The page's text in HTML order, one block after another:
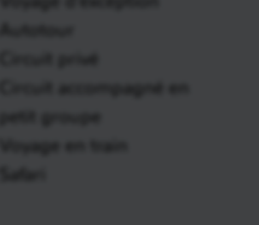
Autotour
Circuit privé
Circuit accompagné en
petit groupe
Voyage en train
Safari